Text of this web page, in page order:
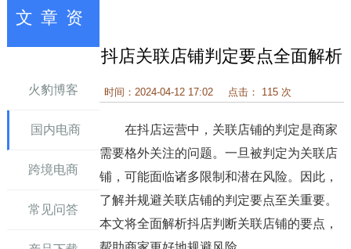
文章资
火豹博客
国内电商
跨境电商
常见问答
抖店关联店铺判定要点全面解析
时间：2024-04-12 17:02 点击： 115 次
在抖店运营中，关联店铺的判定是商家
需要格外关注的问题。一旦被判定为关联店
铺，可能面临诸多限制和潜在风险。因此，
了解并规避关联店铺的判定要点至关重要。
本文将全面解析抖店判断关联店铺的要点，